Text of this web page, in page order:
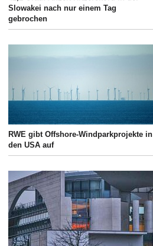
Slowakei nach nur einem Tag
gebrochen
RWE gibt Offshore-Windparkprojekte in
den USA auf